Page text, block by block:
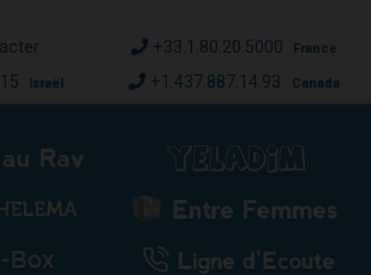
+33.1.80.20.5000 France
Israël +1.437.887.14.93 Canada